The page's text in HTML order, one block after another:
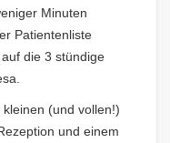
Minuten
Patientenliste
die 3 stündige
(und vollen!)
und einem